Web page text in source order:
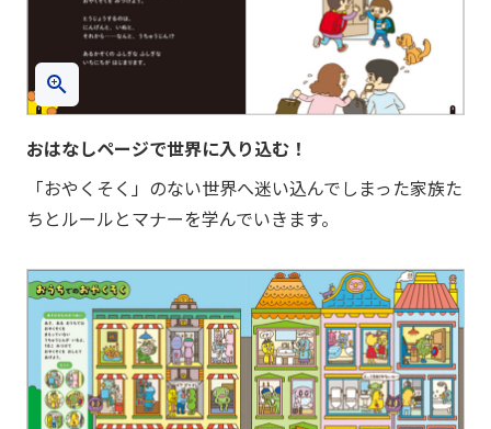
おはなしページで世界に入り込む！
「おやくそく」のない世界へ迷い込んでしまった家族た
ちとルールとマナーを学んでいきます。